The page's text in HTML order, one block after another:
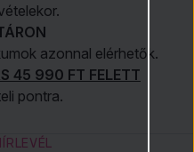
azonnal elérhetők.
45 990 FT FELETT
pontra.